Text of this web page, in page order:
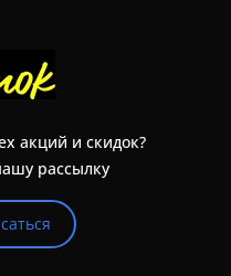
акций и скидок?
рассылку